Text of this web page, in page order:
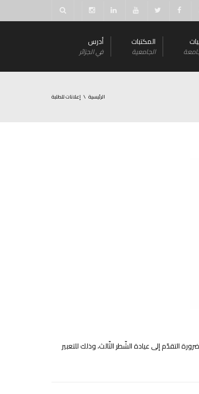
المكتبات
الجامعية
أدرس
في الجزائر
الرئيسية إعلانات للطلبة
التقدّم إلى عيادة الشّطر الثّالث، وذلك للتعبير